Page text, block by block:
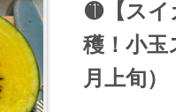
🟡【ス
穫！小玉
月上旬）